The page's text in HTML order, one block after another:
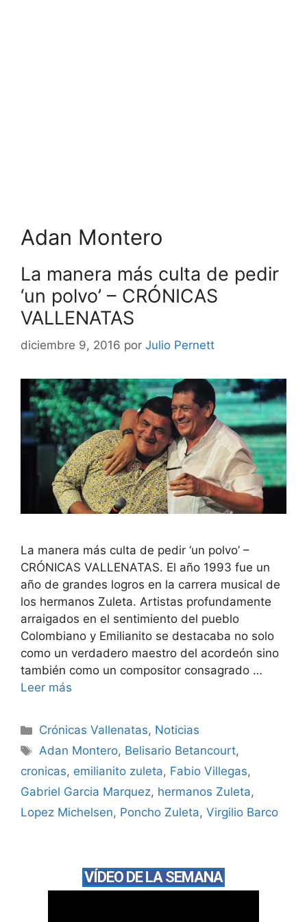
Adan Montero
La manera más culta de pedir
‘un polvo’ – CRÓNICAS
VALLENATAS
diciembre 9, 2016 por Julio Pernett
La manera más culta de pedir ‘un polvo’ –
CRÓNICAS VALLENATAS. El año 1993 fue un
año de grandes logros en la carrera musical de
los hermanos Zuleta. Artistas profundamente
arraigados en el sentimiento del pueblo
Colombiano y Emilianito se destacaba no solo
como un verdadero maestro del acordeón sino
también como un compositor consagrado …
Leer más
Crónicas Vallenatas, Noticias
Adan Montero, Belisario Betancourt,
cronicas, emilianito zuleta, Fabio Villegas,
Gabriel Garcia Marquez, hermanos Zuleta,
Lopez Michelsen, Poncho Zuleta, Virgilio Barco
VÍDEO DE LA SEMANA